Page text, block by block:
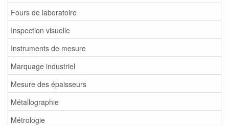
Fours de laboratoire
Inspection visuelle
Instruments de mesure
Marquage industriel
Mesure des épaisseurs
Métallographie
Métrologie